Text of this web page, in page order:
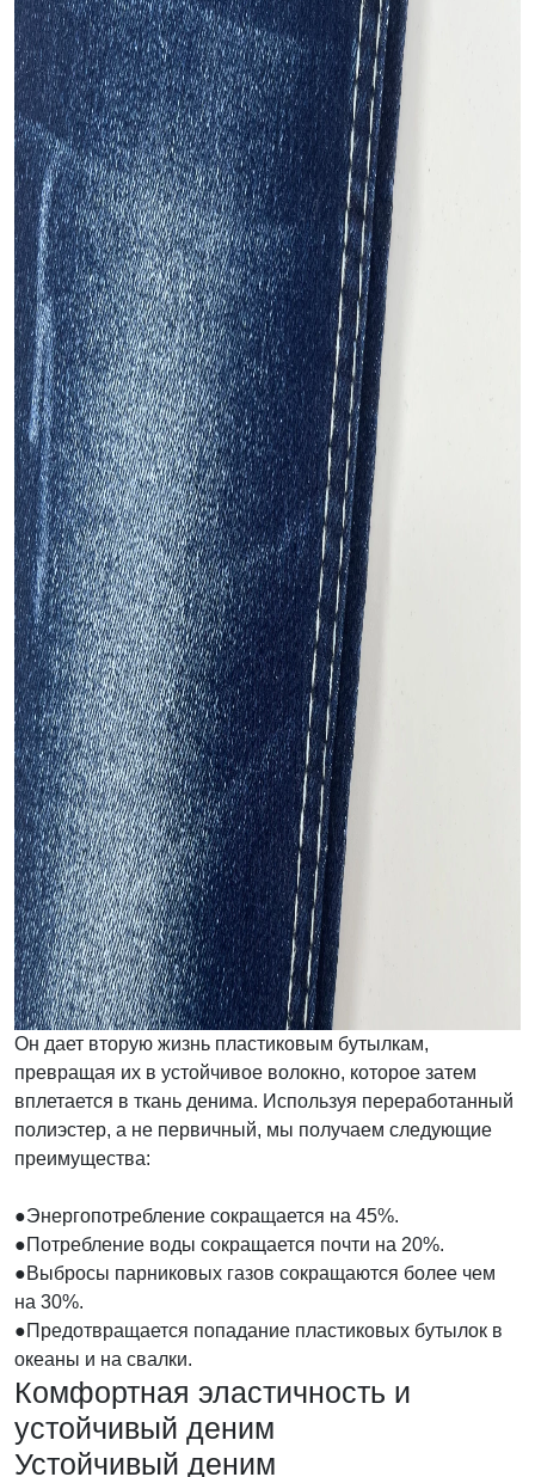
Он дает вторую жизнь пластиковым бутылкам,
превращая их в устойчивое волокно, которое затем
вплетается в ткань денима. Используя переработанный
полиэстер, а не первичный, мы получаем следующие
преимущества:
●Энергопотребление сокращается на 45%.
●Потребление воды сокращается почти на 20%.
●Выбросы парниковых газов сокращаются более чем
на 30%.
●Предотвращается попадание пластиковых бутылок в
океаны и на свалки.
Комфортная эластичность и
устойчивый деним
Устойчивый деним